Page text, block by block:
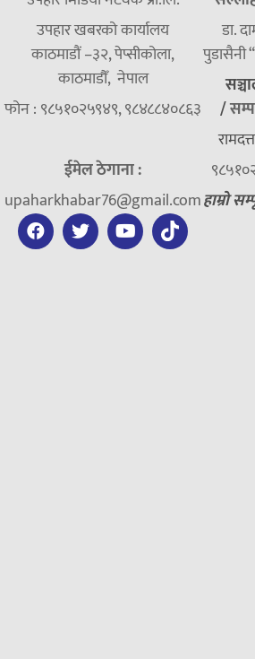
उपहार खबरको कार्यालय
काठमाडौं –३२, पेप्सीकोला,
काठमाडौँ, नेपाल
फोन : ९८५१०२५९४९, ९८४८८४०८६३
ईमेल ठेगाना :
upaharkhabar76@gmail.com
डा.
पुडासैनी
/
हाम्रो